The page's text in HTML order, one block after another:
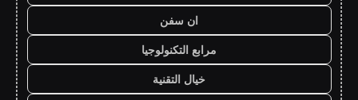
ان سفن
مرابع التكنولوجيا
خيال التقنية